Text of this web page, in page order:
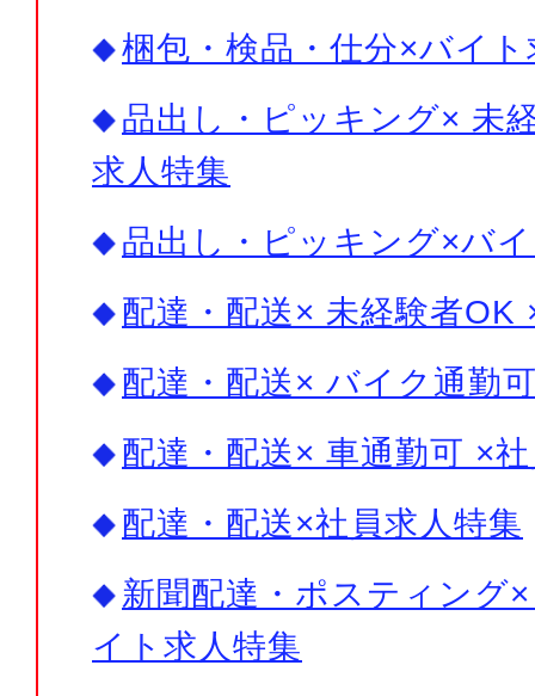
梱包・検品・仕分×バイ
品出し・ピッキング× 未
求人特集
品出し・ピッキング×バ
配達・配送× 未経験者OK
配達・配送× バイク通勤
配達・配送× 車通勤可 ×
配達・配送×社員求人特集
新聞配達・ポスティング
イト求人特集